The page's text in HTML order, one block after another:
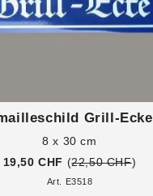
Grill-Ecke
8 x 30 cm
19,50 CHF (22,50 CHF)
Art. E3518